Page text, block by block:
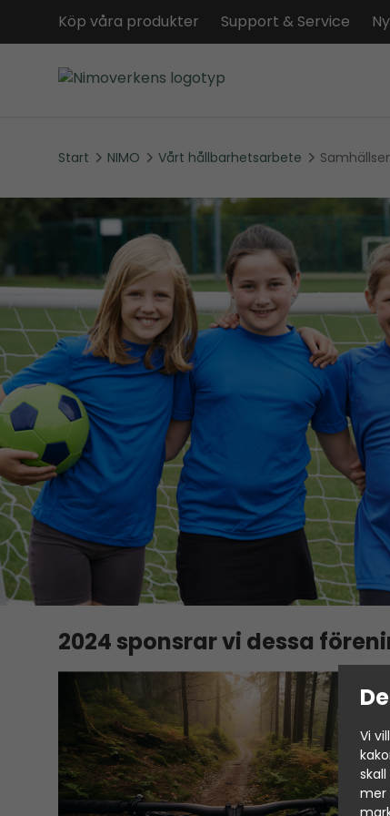
Vi
mer
Köp våra produkter Support & Service
Start NIMO Vårt hållbarhetsarbete
2024 sponsrar vi dessa